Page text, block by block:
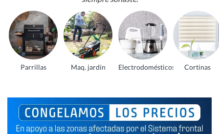
Parrillas Maq. jardín Electrodomésticos Cortinas